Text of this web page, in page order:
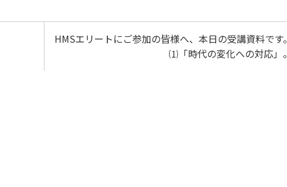
HMSエリートにご参加の皆様へ、本日の受講資料です。
⑴「時代の変化への対応」。